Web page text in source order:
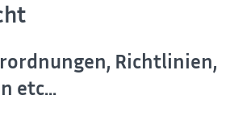
Richtlinien,
etc...